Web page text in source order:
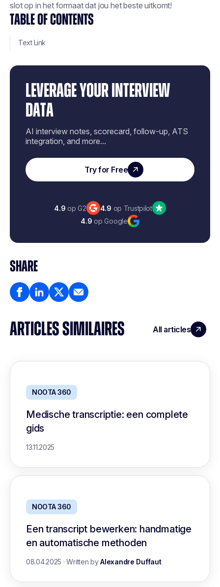
TABLE OF CONTENTS
Text Link
LEVERAGE YOUR INTERVIEW
DATA
AI interview notes, scorecard, follow-up, ATS
integration, and more...
Try for Free
4.9 op G2 4.9 op Trustpilot
4.9 op Google
SHARE
slot op in het formaat dat jou het beste uitkomt!
ARTICLES SIMILAIRES All articles
NOOTA 360
Medische transcriptie: een complete
gids
13.11.2025
NOOTA 360
Een transcript bewerken: handmatige
en automatische methoden
08.04.2025 ·Written byAlexandre Duffaut